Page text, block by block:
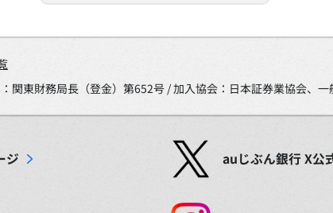
関東財務局長（登金）第652号 / 加入協会：日本証券業協会、
ジ auじぶん銀行X公